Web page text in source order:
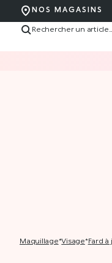
NOS MAGASINS
maquillage* visage* fard